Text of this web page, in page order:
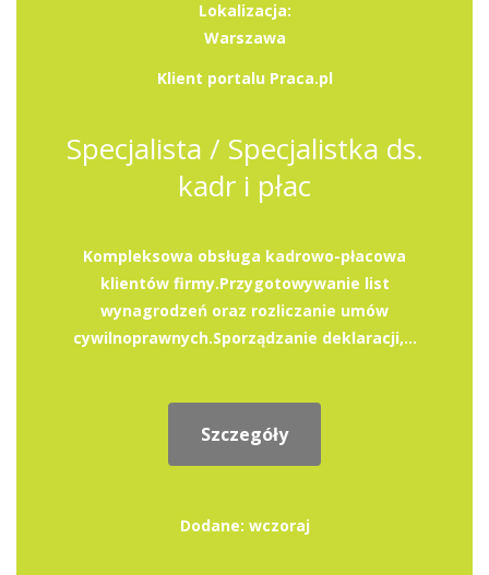
Lokalizacja:
Warszawa
Klient portalu Praca.pl
Specjalista / Specjalistka ds.
kadr i płac
Kompleksowa obsługa kadrowo-płacowa
klientów firmy.Przygotowywanie list
wynagrodzeń oraz rozliczanie umów
cywilnoprawnych.Sporządzanie deklaracji,...
Szczegóły
Dodane: wczoraj